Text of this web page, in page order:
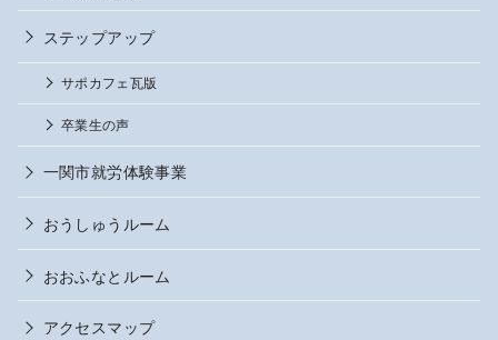
ステップアップ
サポカフェ瓦版
卒業生の声
一関市就労体験事業
おうしゅうルーム
おおふなとルーム
アクセスマップ